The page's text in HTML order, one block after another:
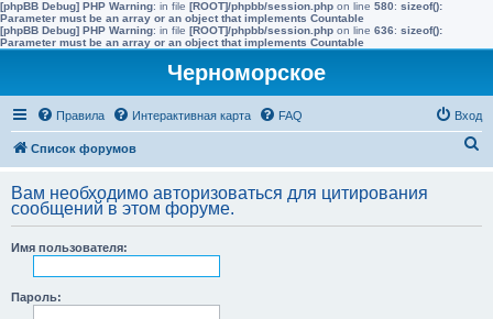
[phpBB Debug] PHP Warning: in file [ROOT]/phpbb/session.php on line 580: sizeof():
Parameter must be an array or an object that implements Countable
[phpBB Debug] PHP Warning: in file [ROOT]/phpbb/session.php on line 636: sizeof():
Parameter must be an array or an object that implements Countable
Черноморское
Правила Интерактивная карта FAQ Вход
Список форумов
с
Вам необходимо авторизоваться для цитирования
сообщений в этом форуме.
Имя пользователя:
Пароль: